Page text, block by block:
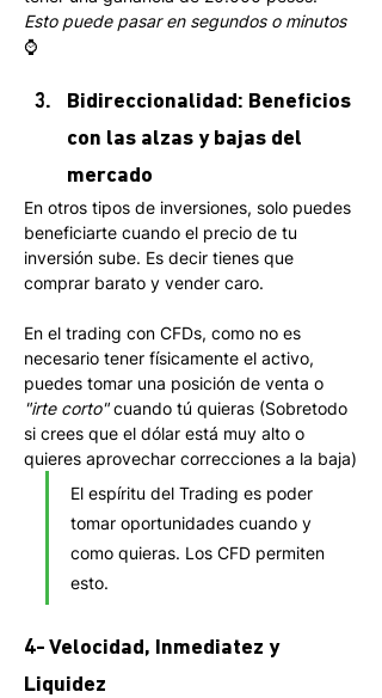
Esto puede pasar en segundos o minutos
⌚️
Bidireccionalidad: Beneficios
con las alzas y bajas del
mercado
En otros tipos de inversiones, solo puedes
beneficiarte cuando el precio de tu
inversión sube. Es decir tienes que
comprar barato y vender caro.
En el trading con CFDs, como no es
necesario tener físicamente el activo,
puedes tomar una posición de venta o
"irte corto" cuando tú quieras (Sobretodo
si crees que el dólar está muy alto o
quieres aprovechar correcciones a la baja)
El espíritu del Trading es poder
tomar oportunidades cuando y
como quieras. Los CFD permiten
esto.
4- Velocidad, Inmediatez y
Liquidez